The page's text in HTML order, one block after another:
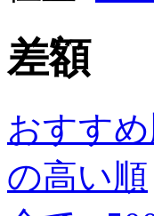
差額
おすす
の高い順